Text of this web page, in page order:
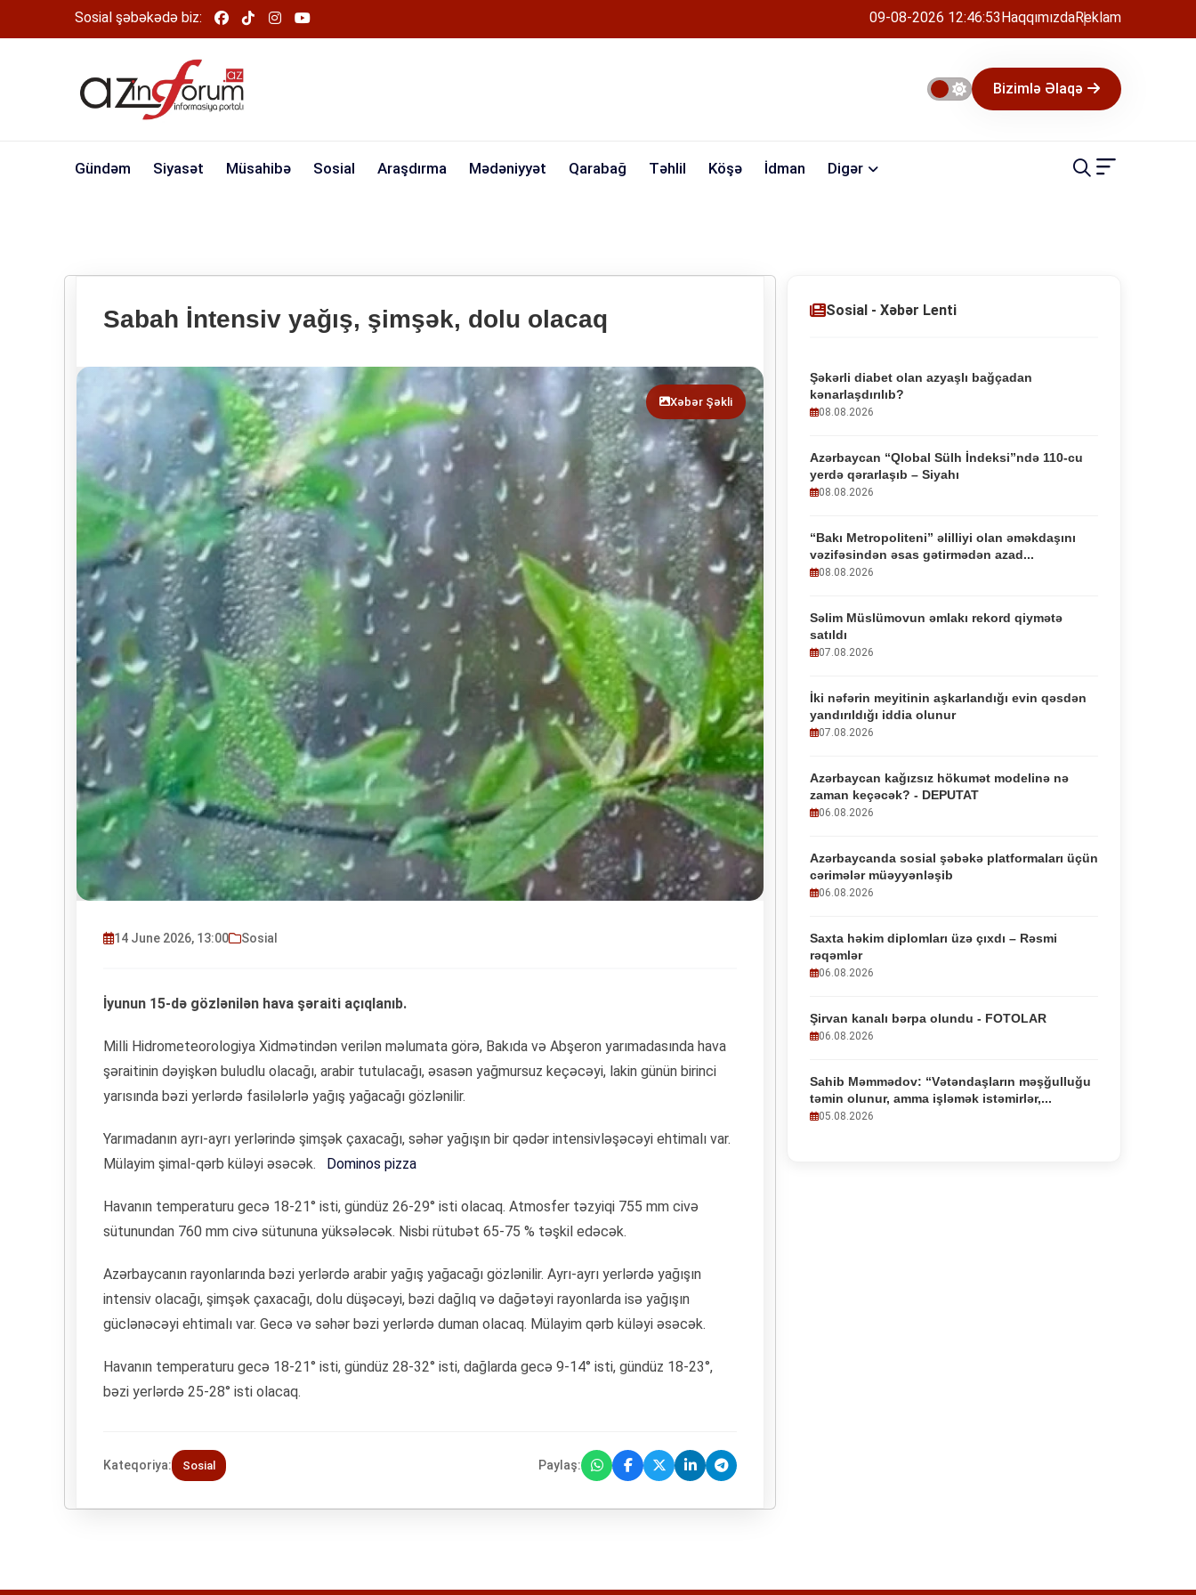
Sosial şəbəkədə biz: 09-08-2026 12:46:53HaqqımızdaReklam
Bizimlə Əlaqə
Gündəm Siyasət Müsahibə Sosial Araşdırma Mədəniyyət Qarabağ Təhlil Köşə İdman Digər
Sabah İntensiv yağış, şimşək, dolu olacaq
Xəbər Şəkli
14 June 2026, 13:00 Sosial
İyunun 15-də gözlənilən hava şəraiti açıqlanıb.
Milli Hidrometeorologiya Xidmətindən verilən məlumata görə, Bakıda və Abşeron yarımadasında hava
şəraitinin dəyişkən buludlu olacağı, arabir tutulacağı, əsasən yağmursuz keçəcəyi, lakin günün birinci
yarısında bəzi yerlərdə fasilələrlə yağış yağacağı gözlənilir.
Yarımadanın ayrı-ayrı yerlərində şimşək çaxacağı, səhər yağışın bir qədər intensivləşəcəyi ehtimalı var.
Mülayim şimal-qərb küləyi əsəcək. Dominos pizza
Havanın temperaturu gecə 18-21° isti, gündüz 26-29° isti olacaq. Atmosfer təzyiqi 755 mm civə
sütunundan 760 mm civə sütununa yüksələcək. Nisbi rütubət 65-75 % təşkil edəcək.
Azərbaycanın rayonlarında bəzi yerlərdə arabir yağış yağacağı gözlənilir. Ayrı-ayrı yerlərdə yağışın
intensiv olacağı, şimşək çaxacağı, dolu düşəcəyi, bəzi dağlıq və dağətəyi rayonlarda isə yağışın
güclənəcəyi ehtimalı var. Gecə və səhər bəzi yerlərdə duman olacaq. Mülayim qərb küləyi əsəcək.
Havanın temperaturu gecə 18-21° isti, gündüz 28-32° isti, dağlarda gecə 9-14° isti, gündüz 18-23°,
bəzi yerlərdə 25-28° isti olacaq.
Kateqoriya: Sosial Paylaş:
Sosial - Xəbər Lenti
Şəkərli diabet olan azyaşlı bağçadan
kənarlaşdırılıb?
08.08.2026
Azərbaycan “Qlobal Sülh İndeksi”ndə 110-cu
yerdə qərarlaşıb – Siyahı
08.08.2026
“Bakı Metropoliteni” əlilliyi olan əməkdaşını
vəzifəsindən əsas gətirmədən azad...
08.08.2026
Səlim Müslümovun əmlakı rekord qiymətə
satıldı
07.08.2026
İki nəfərin meyitinin aşkarlandığı evin qəsdən
yandırıldığı iddia olunur
07.08.2026
Azərbaycan kağızsız hökumət modelinə nə
zaman keçəcək? - DEPUTAT
06.08.2026
Azərbaycanda sosial şəbəkə platformaları üçün
cərimələr müəyyənləşib
06.08.2026
Saxta həkim diplomları üzə çıxdı – Rəsmi
rəqəmlər
06.08.2026
Şirvan kanalı bərpa olundu - FOTOLAR
06.08.2026
Sahib Məmmədov: “Vətəndaşların məşğulluğu
təmin olunur, amma işləmək istəmirlər,...
05.08.2026